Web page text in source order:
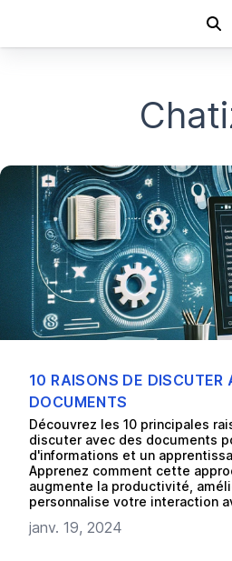
10 RAISONS DE DISCUTER
DOCUMENTS
Découvrez les 10 principales
discuter avec des documents
d'informations et un
Apprenez comment cette
augmente la productivité,
personnalise votre interaction
janv. 19, 2024